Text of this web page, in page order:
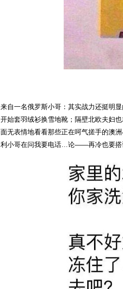
来自一名俄罗斯小哥：其实战力还挺明
开始套羽绒衫换雪地靴；隔壁北欧夫妇
面无表情地看看那些正在呵气搓手的澳
利小哥在问我要电话…论——再冷也要搭